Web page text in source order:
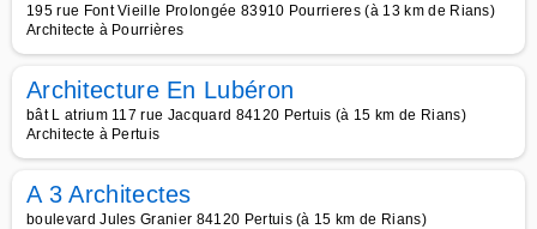
195 rue Font Vieille Prolongée 83910 Pourrieres (à 13 km de Rians)
Architecte à Pourrières
Architecture En Lubéron
bât L atrium 117 rue Jacquard 84120 Pertuis (à 15 km de Rians)
Architecte à Pertuis
A 3 Architectes
boulevard Jules Granier 84120 Pertuis (à 15 km de Rians)